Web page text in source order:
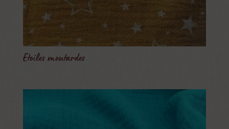
Etoiles moutardes